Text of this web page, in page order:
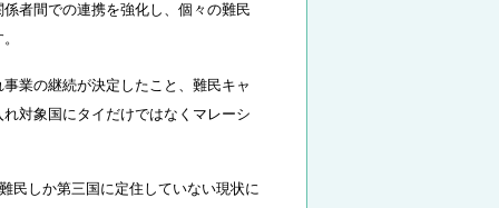
者間での連携を強化し、個々の難民
業の継続が決定したこと、難民キャ
対象国にタイだけではなくマレーシ
民しか第三国に定住していない現状に